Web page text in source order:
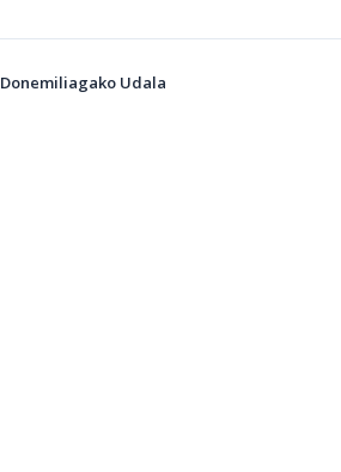
Donemiliagako Udala